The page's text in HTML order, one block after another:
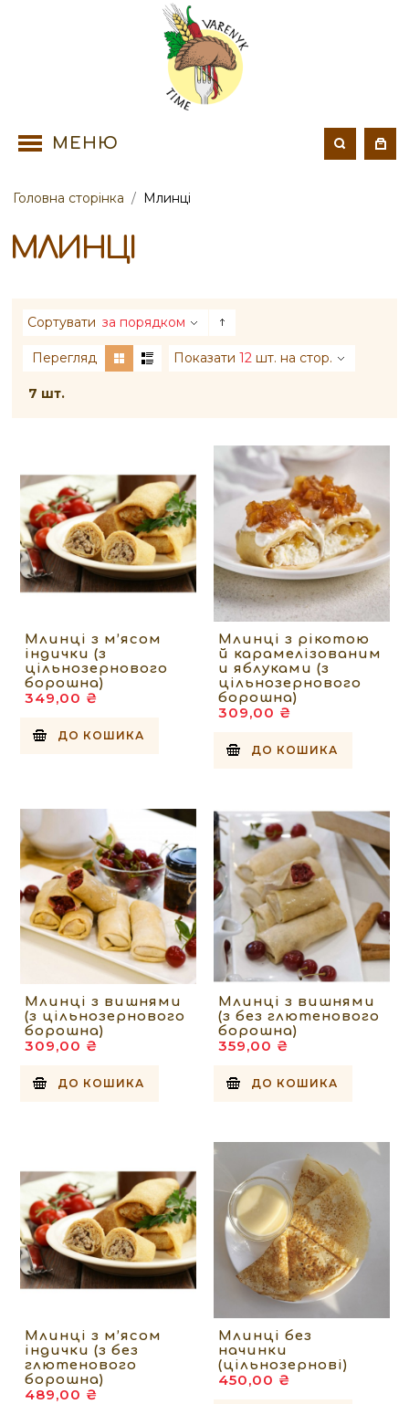
МЕНЮ
Головна сторінка / Млинці
МЛИНЦІ
Сортувати за порядком
Перегляд Показати 12 шт. на стор.
7 шт.
Млинці з м’ясом
індички (з
цільнозернового
борошна)
349,00 ₴
ДО КОШИКА
Млинці з рікотою
й карамелізованим
и яблуками (з
цільнозернового
борошна)
309,00 ₴
ДО КОШИКА
Млинці з вишнями
(з цільнозернового
борошна)
309,00 ₴
ДО КОШИКА
Млинці з вишнями
(з без глютенового
борошна)
359,00 ₴
ДО КОШИКА
Млинці з м’ясом
індички (з без
глютенового
борошна)
489,00 ₴
Млинці без
начинки
(цільнозернові)
450,00 ₴